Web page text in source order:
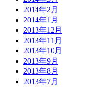
2014年2月
2014年1月
2013年12月
2013年11月
2013年10月
2013年9月
2013年8月
2013年7月